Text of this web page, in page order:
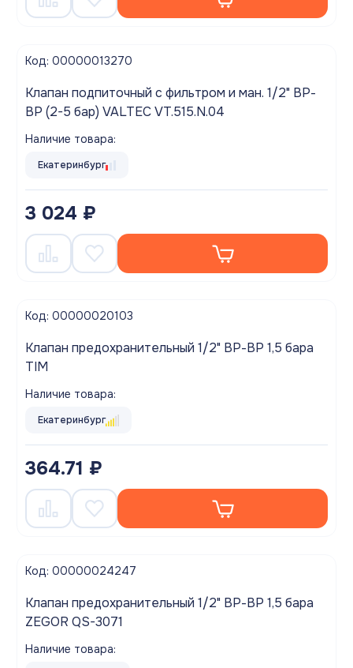
Код: 00000013270
Клапан подпиточный с фильтром и ман. 1/2" ВР-
ВР (2-5 бар) VALTEC VT.515.N.04
Наличие товара:
Екатеринбург
3 024 ₽
Код: 00000020103
Клапан предохранительный 1/2" ВР-ВР 1,5 бара
TIM
Наличие товара:
Екатеринбург
364.71 ₽
Код: 00000024247
Клапан предохранительный 1/2" ВР-ВР 1,5 бара
ZEGOR QS-3071
Наличие товара: